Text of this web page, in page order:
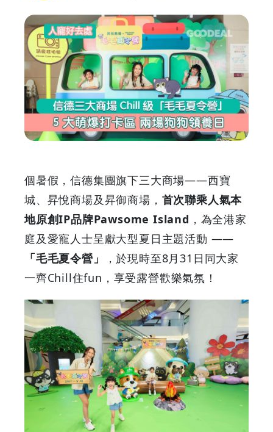
Chill
「毛
營」
個暑假，信德集團旗下三大商場——西寶
城、昇悅商場及昇御商場， 首次聯乘人氣本
地原創IP品牌Pawsome Island ，為全港家
庭及愛寵人士呈獻大型夏日主題活動 ——
「毛毛夏令營」
，於現時至8月31日同大家
一齊Chill住fun，享受露營歡樂氣氛！